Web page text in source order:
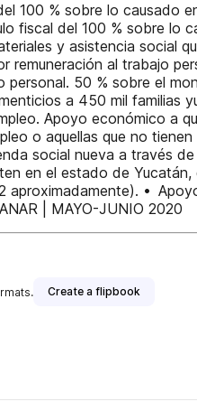
100 % sobre lo causado
fiscal del 100 % sobre lo
y asistencia social
al trabajo
50 % sobre el
a 450 mil familias
Apoyo económico a
o aquellas que no
social nueva a través
en el estado de
•
| MAYO-JUNIO 2020
Create a flipbook